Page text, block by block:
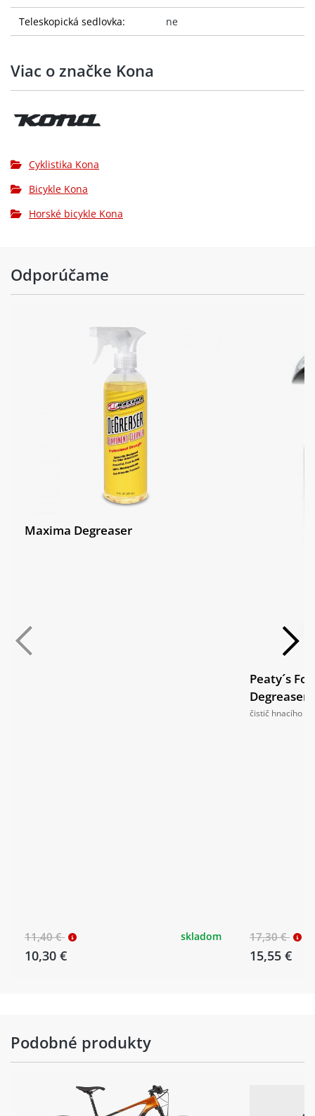
Teleskopická sedlovka: ne
Viac o značke Kona
Cyklistika Kona
Bicykle Kona
Horské bicykle Kona
Odporúčame
Maxima Degreaser
11,40 €
10,30 €
skladom
Peaty´s
Degreaser
čistič hnacího
17,30 €
15,55 €
Podobné produkty